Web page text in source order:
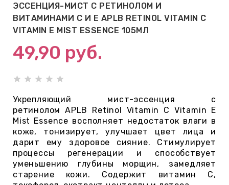
ПАТЧИ
ЭССЕНЦИЯ-МИСТ С РЕТИНОЛОМ И
ВИТАМИНАМИ С И Е APLB RETINOL VITAMIN C
VITAMIN E MIST ESSENCE 105МЛ
49,90 руб.
Укрепляющий мист-эссенция с
ретинолом APLB Retinol Vitamin C Vitamin E
Mist Essence восполняет недостаток влаги в
коже, тонизирует, улучшает цвет лица и
дарит ему здоровое сияние. Стимулирует
процессы регенерации и способствует
уменьшению глубины морщин, замедляет
старение кожи. Содержит витамин С,